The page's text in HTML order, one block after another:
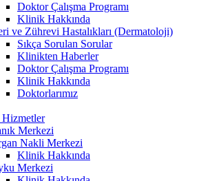
Doktor Çalışma Programı
Klinik Hakkında
ve Zührevi Hastalıkları (Dermatoloji)
Sıkça Sorulan Sorular
Klinikten Haberler
Doktor Çalışma Programı
Klinik Hakkında
Doktorlarımız
Merkezi
Nakli Merkezi
Klinik Hakkında
Merkezi